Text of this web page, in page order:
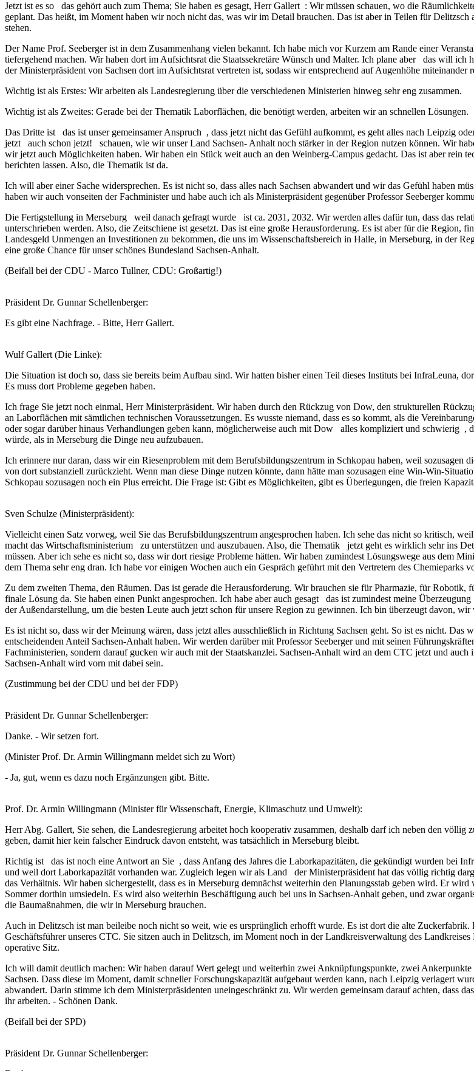
Jetzt ist es so das gehört auch zum Thema; Sie haben es gesagt, Herr Gallert : Wir müssen schauen, wo die
geplant. Das heißt, im Moment haben wir noch nicht das, was wir im Detail brauchen. Das ist aber in Teilen für
stehen.
Der Name Prof. Seeberger ist in dem Zusammenhang vielen bekannt. Ich habe mich vor Kurzem am Rande einer
tiefergehend machen. Wir haben dort im Aufsichtsrat die Staatssekretäre Wünsch und Malter. Ich plane aber das will
der Ministerpräsident von Sachsen dort im Aufsichtsrat vertreten ist, sodass wir entsprechend auf Augenhöhe miteinander
Wichtig ist als Erstes: Wir arbeiten als Landesregierung über die verschiedenen Ministerien hinweg sehr eng zusammen.
Wichtig ist als Zweites: Gerade bei der Thematik Laborflächen, die benötigt werden, arbeiten wir an schnellen Lösungen.
Das Dritte ist das ist unser gemeinsamer Anspruch , dass jetzt nicht das Gefühl aufkommt, es geht alles nach Leipzig
jetzt auch schon jetzt! schauen, wie wir unser Land Sachsen- Anhalt noch stärker in der Region nutzen können. Wir
wir jetzt auch Möglichkeiten haben. Wir haben ein Stück weit auch an den Weinberg-Campus gedacht. Das ist aber rein
berichten lassen. Also, die Thematik ist da.
Ich will aber einer Sache widersprechen. Es ist nicht so, dass alles nach Sachsen abwandert und wir das Gefühl haben
haben wir auch vonseiten der Fachminister und habe auch ich als Ministerpräsident gegenüber Professor Seeberger
Die Fertigstellung in Merseburg weil danach gefragt wurde ist ca. 2031, 2032. Wir werden alles dafür tun, dass das
unterschrieben werden. Also, die Zeitschiene ist gesetzt. Das ist eine große Herausforderung. Es ist aber für die Region,
Landesgeld Unmengen an Investitionen zu bekommen, die uns im Wissenschaftsbereich in Halle, in Merseburg, in der
eine große Chance für unser schönes Bundesland Sachsen-Anhalt.
(Beifall bei der CDU - Marco Tullner, CDU: Großartig!)
Präsident Dr. Gunnar Schellenberger:
Es gibt eine Nachfrage. - Bitte, Herr Gallert.
Wulf Gallert (Die Linke):
Die Situation ist doch so, dass sie bereits beim Aufbau sind. Wir hatten bisher einen Teil dieses Instituts bei InfraLeuna,
Es muss dort Probleme gegeben haben.
Ich frage Sie jetzt noch einmal, Herr Ministerpräsident. Wir haben durch den Rückzug von Dow, den strukturellen
an Laborflächen mit sämtlichen technischen Voraussetzungen. Es wusste niemand, dass es so kommt, als die
oder sogar darüber hinaus Verhandlungen geben kann, möglicherweise auch mit Dow alles kompliziert und schwierig ,
würde, als in Merseburg die Dinge neu aufzubauen.
Ich erinnere nur daran, dass wir ein Riesenproblem mit dem Berufsbildungszentrum in Schkopau haben, weil
von dort substanziell zurückzieht. Wenn man diese Dinge nutzen könnte, dann hätte man sozusagen eine Win-Win-
Schkopau sozusagen noch ein Plus erreicht. Die Frage ist: Gibt es Möglichkeiten, gibt es Überlegungen, die freien
Sven Schulze (Ministerpräsident):
Vielleicht einen Satz vorweg, weil Sie das Berufsbildungszentrum angesprochen haben. Ich sehe das nicht so kritisch,
macht das Wirtschaftsministerium zu unterstützen und auszubauen. Also, die Thematik jetzt geht es wirklich sehr ins
müssen. Aber ich sehe es nicht so, dass wir dort riesige Probleme hätten. Wir haben zumindest Lösungswege aus dem
dem Thema sehr eng dran. Ich habe vor einigen Wochen auch ein Gespräch geführt mit den Vertretern des Chemieparks
Zu dem zweiten Thema, den Räumen. Das ist gerade die Herausforderung. Wir brauchen sie für Pharmazie, für
finale Lösung da. Sie haben einen Punkt angesprochen. Ich habe aber auch gesagt das ist zumindest meine
der Außendarstellung, um die besten Leute auch jetzt schon für unsere Region zu gewinnen. Ich bin überzeugt davon,
Es ist nicht so, dass wir der Meinung wären, dass jetzt alles ausschließlich in Richtung Sachsen geht. So ist es nicht.
entscheidenden Anteil Sachsen-Anhalt haben. Wir werden darüber mit Professor Seeberger und mit seinen
Fachministerien, sondern darauf gucken wir auch mit der Staatskanzlei. Sachsen-Anhalt wird an dem CTC jetzt und
Sachsen-Anhalt wird vorn mit dabei sein.
(Zustimmung bei der CDU und bei der FDP)
Präsident Dr. Gunnar Schellenberger:
Danke. - Wir setzen fort.
(Minister Prof. Dr. Armin Willingmann meldet sich zu Wort)
- Ja, gut, wenn es dazu noch Ergänzungen gibt. Bitte.
Prof. Dr. Armin Willingmann (Minister für Wissenschaft, Energie, Klimaschutz und Umwelt):
Herr Abg. Gallert, Sie sehen, die Landesregierung arbeitet hoch kooperativ zusammen, deshalb darf ich neben den
geben, damit hier kein falscher Eindruck davon entsteht, was tatsächlich in Merseburg bleibt.
Richtig ist das ist noch eine Antwort an Sie , dass Anfang des Jahres die Laborkapazitäten, die gekündigt wurden bei
und weil dort Laborkapazität vorhanden war. Zugleich legen wir als Land der Ministerpräsident hat das völlig richtig
das Verhältnis. Wir haben sichergestellt, dass es in Merseburg demnächst weiterhin den Planungsstab geben wird. Er
Sommer dorthin umsiedeln. Es wird also weiterhin Beschäftigung auch bei uns in Sachsen-Anhalt geben, und zwar
die Baumaßnahmen, die wir in Merseburg brauchen.
Auch in Delitzsch ist man beileibe noch nicht so weit, wie es ursprünglich erhofft wurde. Es ist dort die alte
Geschäftsführer unseres CTC. Sie sitzen auch in Delitzsch, im Moment noch in der Landkreisverwaltung des
operative Sitz.
Ich will damit deutlich machen: Wir haben darauf Wert gelegt und weiterhin zwei Anknüpfungspunkte, zwei
Sachsen. Dass diese im Moment, damit schneller Forschungskapazität aufgebaut werden kann, nach Leipzig verlagert
abwandert. Darin stimme ich dem Ministerpräsidenten uneingeschränkt zu. Wir werden gemeinsam darauf achten, dass
ihr arbeiten. - Schönen Dank.
(Beifall bei der SPD)
Präsident Dr. Gunnar Schellenberger: